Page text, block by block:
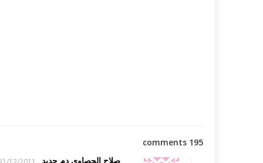
195 comments
صلاح الحصاوى دم جديد